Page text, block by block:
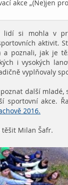
akce „(Ne)jen
lidí si mohla v
aktivit.
poznali, jak je
i vysokých
vyplňovaly
další
sportovní akce.
2016.
Milan Šafr.